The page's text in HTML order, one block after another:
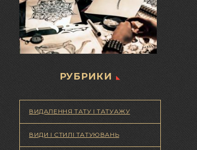
РУБРИКИ
ВИДАЛЕННЯ ТАТУ І ТАТУАЖУ
ВИДИ І СТИЛІ ТАТУЮВАНЬ